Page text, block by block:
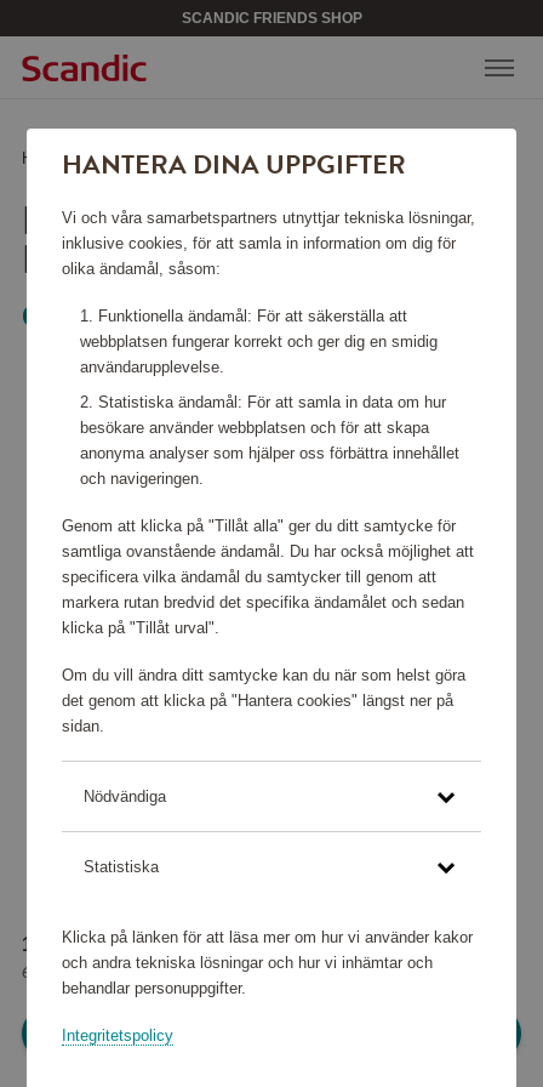
SCANDIC FRIENDS SHOP
Hem /Hemelektronik / Personvård /eTag Smart Tracker 1-pack
ETAG SMART TRACKER 1-
PACK
GP Batteries
15 280 poäng
eller
191 kr
Logga in för att kunna handla
HANTERA DINA UPPGIFTER
Vi och våra samarbetspartners utnyttjar tekniska lösningar,
inklusive cookies, för att samla in information om dig för
olika ändamål, såsom:
Funktionella ändamål: För att säkerställa att
webbplatsen fungerar korrekt och ger dig en smidig
användarupplevelse.
Statistiska ändamål: För att samla in data om hur
besökare använder webbplatsen och för att skapa
anonyma analyser som hjälper oss förbättra innehållet
och navigeringen.
Genom att klicka på "Tillåt alla" ger du ditt samtycke för
samtliga ovanstående ändamål. Du har också möjlighet att
specificera vilka ändamål du samtycker till genom att
markera rutan bredvid det specifika ändamålet och sedan
klicka på "Tillåt urval".
Om du vill ändra ditt samtycke kan du när som helst göra
det genom att klicka på "Hantera cookies" längst ner på
sidan.
Nödvändiga
Statistiska
Klicka på länken för att läsa mer om hur vi använder kakor
och andra tekniska lösningar och hur vi inhämtar och
behandlar personuppgifter.
Integritetspolicy